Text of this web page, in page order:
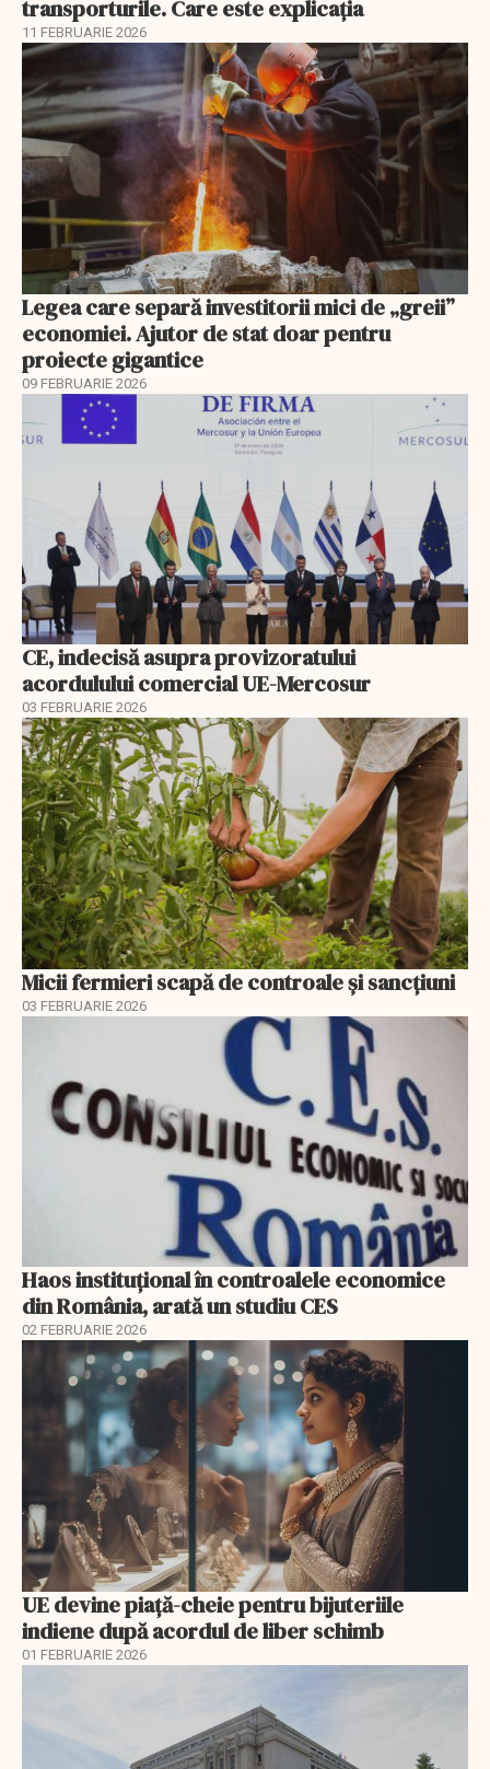
transporturile. Care este explicația
11 FEBRUARIE 2026
Legea care separă investitorii mici de „greii”
economiei. Ajutor de stat doar pentru
proiecte gigantice
09 FEBRUARIE 2026
CE, indecisă asupra provizoratului
acordulului comercial UE-Mercosur
03 FEBRUARIE 2026
Micii fermieri scapă de controale și sancțiuni
03 FEBRUARIE 2026
Haos instituțional în controalele economice
din România, arată un studiu CES
02 FEBRUARIE 2026
UE devine piață-cheie pentru bijuteriile
indiene după acordul de liber schimb
01 FEBRUARIE 2026